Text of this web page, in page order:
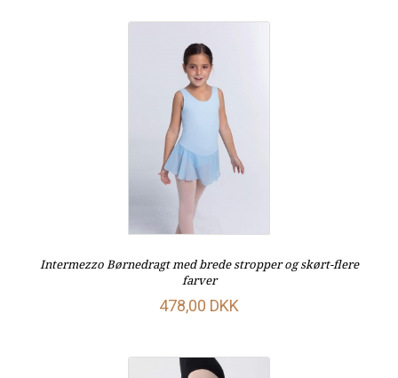
Intermezzo Børnedragt med brede stropper og skørt-flere
farver
478,00 DKK